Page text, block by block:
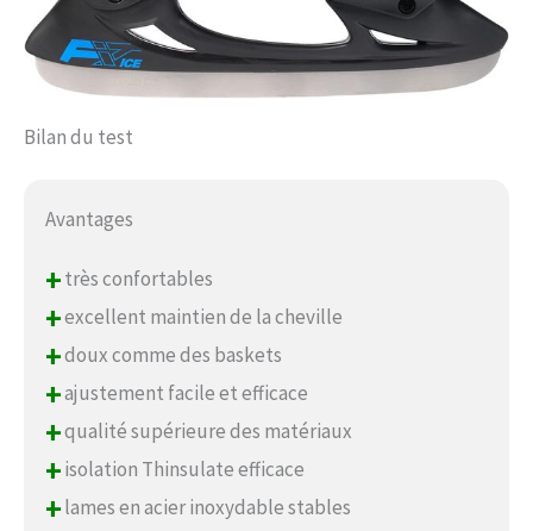
Bilan du test
Avantages
+très confortables
+excellent maintien de la cheville
+doux comme des baskets
+ajustement facile et efficace
+qualité supérieure des matériaux
+isolation Thinsulate efficace
+lames en acier inoxydable stables